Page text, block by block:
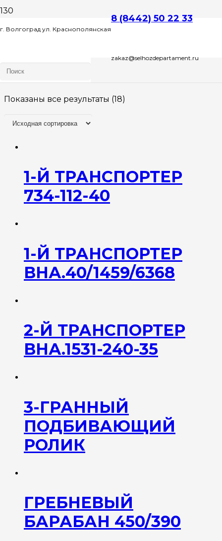
г. Волгоград ул. Краснополянская
д. 72 Л , этаж 2 офис 1
8 (8442) 50 22 33
zakaz@selhozdepartament.ru
Запчасти
Grimme
Показаны все результаты (18)
1-Й ТРАНСПОРТЕР
734-112-40
1-Й ТРАНСПОРТЕР
ВНА.40/1459/6368
2-Й ТРАНСПОРТЕР
ВНА.1531-240-35
3-ГРАННЫЙ
ПОДБИВАЮЩИЙ
РОЛИК
ГРЕБНЕВЫЙ
БАРАБАН 450/390